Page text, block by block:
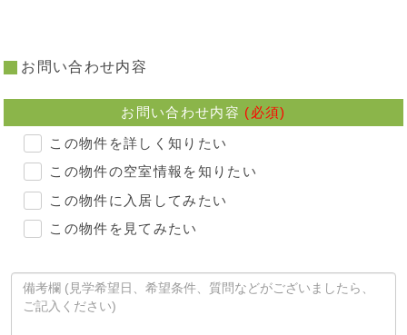
お問い合わせ内容
お問い合わせ内容 (必須)
この物件を詳しく知りたい
この物件の空室情報を知りたい
この物件に入居してみたい
この物件を見てみたい